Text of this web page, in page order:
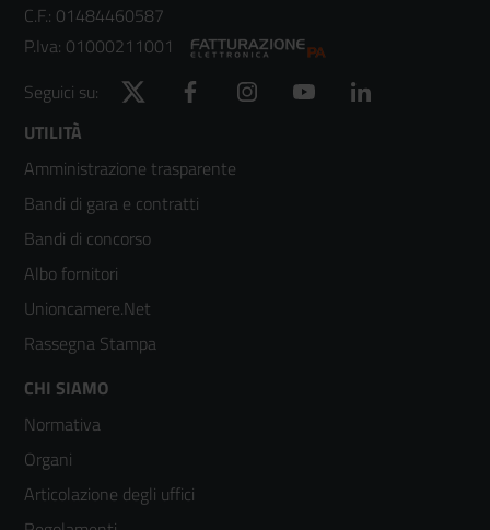
C.F.: 01484460587
P.Iva: 01000211001
Seguici su:
Twitter Facebook Instagram YouTube
Footer
menù
colonna
2
UTILITÀ
Amministrazione trasparente
Bandi di gara e contratti
Bandi di concorso
Albo fornitori
Unioncamere.Net
Rassegna Stampa
Footer
menù
colonna
CHI SIAMO
Normativa
Organi
Articolazione degli uffici